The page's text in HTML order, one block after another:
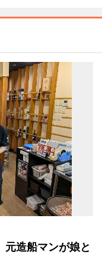
造船マンが娘と